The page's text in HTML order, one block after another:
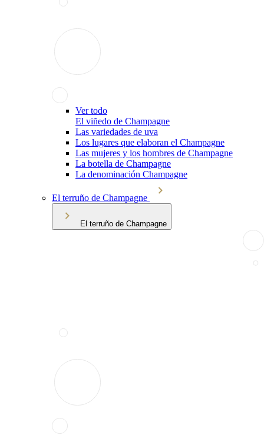
Ver todo
El viñedo de Champagne
Las variedades de uva
Los lugares que elaboran el Champagne
Las mujeres y los hombres de Champagne
La botella de Champagne
La denominación Champagne
El terruño de Champagne
El terruño de Champagne